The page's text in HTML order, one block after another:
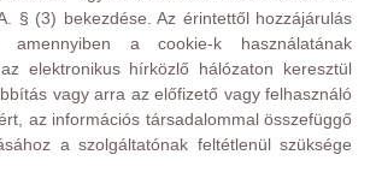
§ (3) bekezdése. Az érintettől hozzájárulás
amennyiben a cookie-k használatának
elektronikus hírközlő hálózaton keresztül
vagy arra az előfizető vagy felhasználó
az információs társadalommal összefüggő
a szolgáltatónak feltétlenül szüksége